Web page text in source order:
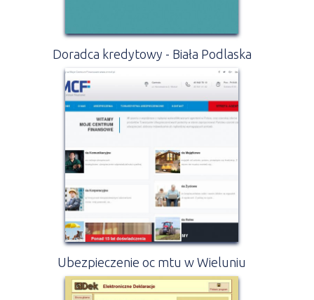
Doradca kredytowy - Biała Podlaska
Ubezpieczenie oc mtu w Wieluniu